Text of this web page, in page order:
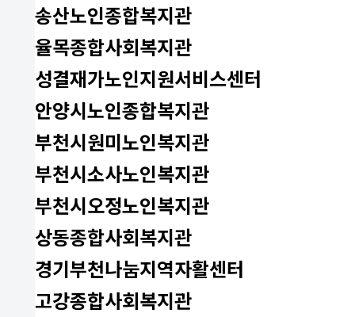
송산노인종합복지관
율목종합사회복지관
성결재가노인지원서비스센터
안양시노인종합복지관
부천시원미노인복지관
부천시소사노인복지관
부천시오정노인복지관
상동종합사회복지관
경기부천나눔지역자활센터
고강종합사회복지관